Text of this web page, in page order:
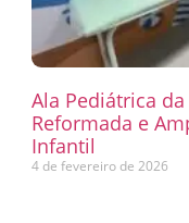
Ala Pediátrica da
Reformada e
Infantil
4 de fevereiro de 2026